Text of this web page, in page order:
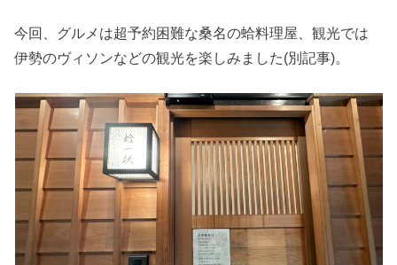
今回、グルメは超予約困難な桑名の蛤料理屋、観光では
伊勢のヴィソンなどの観光を楽しみました(別記事)。